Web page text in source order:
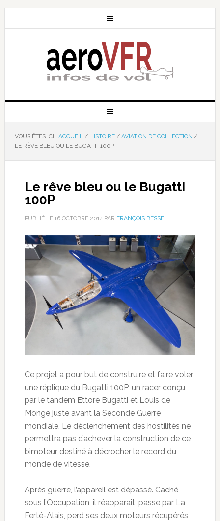
VOUS ÊTES ICI : ACCUEIL / HISTOIRE / AVIATION DE COLLECTION /
LE RÊVE BLEU OU LE BUGATTI 100P
Le rêve bleu ou le Bugatti
100P
PUBLIÉ LE 16 OCTOBRE 2014PAR FRANÇOIS BESSE
Ce projet a pour but de construire et faire voler
une réplique du Bugatti 100P, un racer conçu
par le tandem Ettore Bugatti et Louis de
Monge juste avant la Seconde Guerre
mondiale. Le déclenchement des hostilités ne
permettra pas d’achever la construction de ce
bimoteur destiné à décrocher le record du
monde de vitesse.
Après guerre, l’appareil est dépassé. Caché
sous l’Occupation, il réapparait, passe par La
Ferté-Alais, perd ses deux moteurs récupérés